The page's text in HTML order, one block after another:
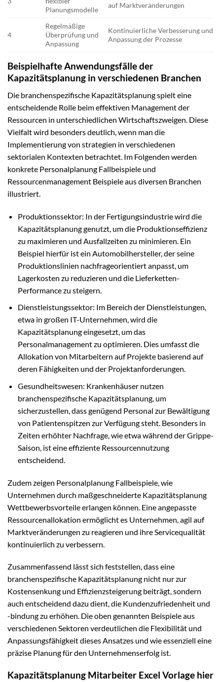
Planungsmodelle
auf Marktveränderungen
4
Regelmäßige
Überprüfung und
Anpassung
Kontinuierliche Verbesserung und
Anpassung der Prozesse
Beispielhafte Anwendungsfälle der
Kapazitätsplanung in verschiedenen Branchen
Die branchenspezifische Kapazitätsplanung spielt eine
entscheidende Rolle beim effektiven Management der
Ressourcen in unterschiedlichen Wirtschaftszweigen. Diese
Vielfalt wird besonders deutlich, wenn man die
Implementierung von strategien in verschiedenen
sektorialen Kontexten betrachtet. Im Folgenden werden
konkrete Personalplanung Fallbeispiele und
Ressourcenmanagement Beispiele aus diversen Branchen
illustriert.
Produktionssektor: In der Fertigungsindustrie wird die
Kapazitätsplanung genutzt, um die Produktionseffizienz
zu maximieren und Ausfallzeiten zu minimieren. Ein
Beispiel hierfür ist ein Automobilhersteller, der seine
Produktionslinien nachfrageorientiert anpasst, um
Lagerkosten zu reduzieren und die Lieferketten-
Performance zu steigern.
Dienstleistungssektor: Im Bereich der Dienstleistungen,
etwa in großen IT-Unternehmen, wird die
Kapazitätsplanung eingesetzt, um das
Personalmanagement zu optimieren. Dies umfasst die
Allokation von Mitarbeitern auf Projekte basierend auf
deren Fähigkeiten und der Projektanforderungen.
Gesundheitswesen: Krankenhäuser nutzen
branchenspezifische Kapazitätsplanung, um
sicherzustellen, dass genügend Personal zur Bewältigung
von Patientenspitzen zur Verfügung steht. Besonders in
Zeiten erhöhter Nachfrage, wie etwa während der Grippe-
Saison, ist eine effiziente Ressourcennutzung
entscheidend.
Zudem zeigen Personalplanung Fallbeispiele, wie
Unternehmen durch maßgeschneiderte Kapazitätsplanung
Wettbewerbsvorteile erlangen können. Eine angepasste
Ressourcenallokation ermöglicht es Unternehmen, agil auf
Marktveränderungen zu reagieren und ihre Servicequalität
kontinuierlich zu verbessern.
Zusammenfassend lässt sich feststellen, dass eine
branchenspezifische Kapazitätsplanung nicht nur zur
Kostensenkung und Effizienzsteigerung beiträgt, sondern
auch entscheidend dazu dient, die Kundenzufriedenheit und
-bindung zu erhöhen. Die oben genannten Beispiele aus
verschiedenen Sektoren verdeutlichen die Flexibilität und
Anpassungsfähigkeit dieses Ansatzes und wie essenziell eine
präzise Planung für den Unternehmenserfolg ist.
Kapazitätsplanung Mitarbeiter Excel Vorlage hier